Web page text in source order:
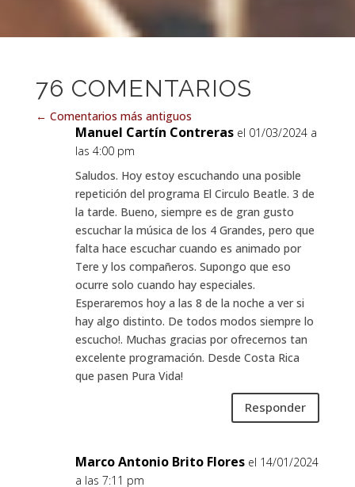
76 COMENTARIOS
← Comentarios más antiguos
Manuel Cartín Contreras el 01/03/2024 a
las 4:00 pm
Saludos. Hoy estoy escuchando una posible
repetición del programa El Circulo Beatle. 3 de
la tarde. Bueno, siempre es de gran gusto
escuchar la música de los 4 Grandes, pero que
falta hace escuchar cuando es animado por
Tere y los compañeros. Supongo que eso
ocurre solo cuando hay especiales.
Esperaremos hoy a las 8 de la noche a ver si
hay algo distinto. De todos modos siempre lo
escucho!. Muchas gracias por ofrecernos tan
excelente programación. Desde Costa Rica
que pasen Pura Vida!
Responder
Marco Antonio Brito Flores el 14/01/2024
a las 7:11 pm